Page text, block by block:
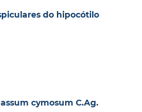
do hipocótilo
cymosum C.Ag.